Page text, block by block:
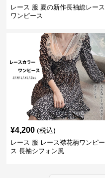
レース 服 夏の新作長袖総レース
ワンピース
¥4,200 (税込)
レース 服 レース襟花柄ワンピー
ス 長袖シフォン風